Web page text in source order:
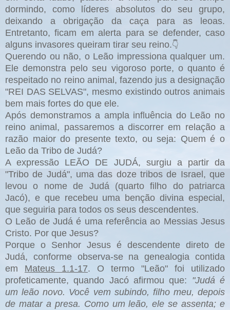
dormindo, como líderes absolutos do seu grupo,
deixando a obrigação da caça para as leoas.
Entretanto, ficam em alerta para se defender, caso
alguns invasores queiram tirar seu reino.👇
Querendo ou não, o Leão impressiona qualquer um.
Ele demonstra pelo seu vigoroso porte, o quanto é
respeitado no reino animal, fazendo jus a designação
"REI DAS SELVAS", mesmo existindo outros animais
bem mais fortes do que ele.
Após demonstramos a ampla influência do Leão no
reino animal, passaremos a discorrer em relação a
razão maior do presente texto, ou seja: Quem é o
Leão da Tribo de Judá?
A expressão LEÃO DE JUDÁ, surgiu a partir da
"Tribo de Judá", uma das doze tribos de Israel, que
levou o nome de Judá (quarto filho do patriarca
Jacó), e que recebeu uma benção divina especial,
que seguiria para todos os seus descendentes.
O Leão de Judá é uma referência ao Messias Jesus
Cristo. Por que Jesus?
Porque o Senhor Jesus é descendente direto de
Judá, conforme observa-se na genealogia contida
em Mateus 1.1-17. O termo "Leão" foi utilizado
profeticamente, quando Jacó afirmou que: "Judá é
um leão novo. Você vem subindo, filho meu, depois
de matar a presa. Como um leão, ele se assenta; e